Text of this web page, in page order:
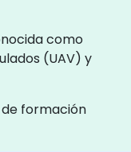
como
(UAV) y
formación